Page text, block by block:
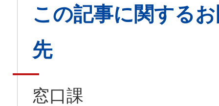
この記事に関する
先
窓口課